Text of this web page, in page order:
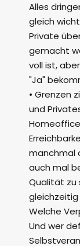
Alles
gleich
Private
gemacht
voll ist,
"Ja"
• Grenzen
und
manchmal
auch mal
Qualität zu
gleichzeitig
Welche
Und wer